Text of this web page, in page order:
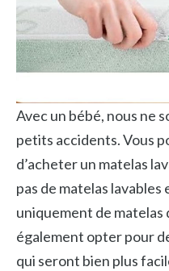
Avec un bébé, nous ne
petits accidents. Vous
d’acheter un matelas
pas de matelas lavables
uniquement de matelas
également opter pour
qui seront bien plus